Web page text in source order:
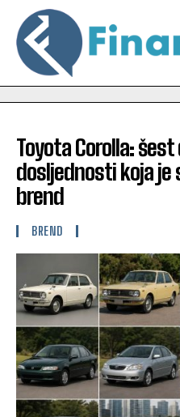
Toyota Corolla:
dosljednosti koja je
brend
BREND